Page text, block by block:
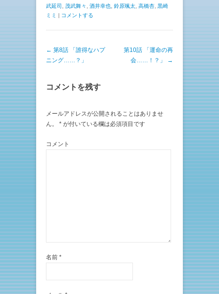
武延司
茂武舞々 酒井幸也 鈴原颯太 高橋杏 黒崎
ミミ | コメントする
投稿ナビゲーション
← 第8話 「誰得なハプ
ニング……？」
第10話 「運命の再
会……！？」
→
コメントを残す
メールアドレスが公開されることはありませ
ん。
* が付いている欄は必須項目です
コメント
名前 *